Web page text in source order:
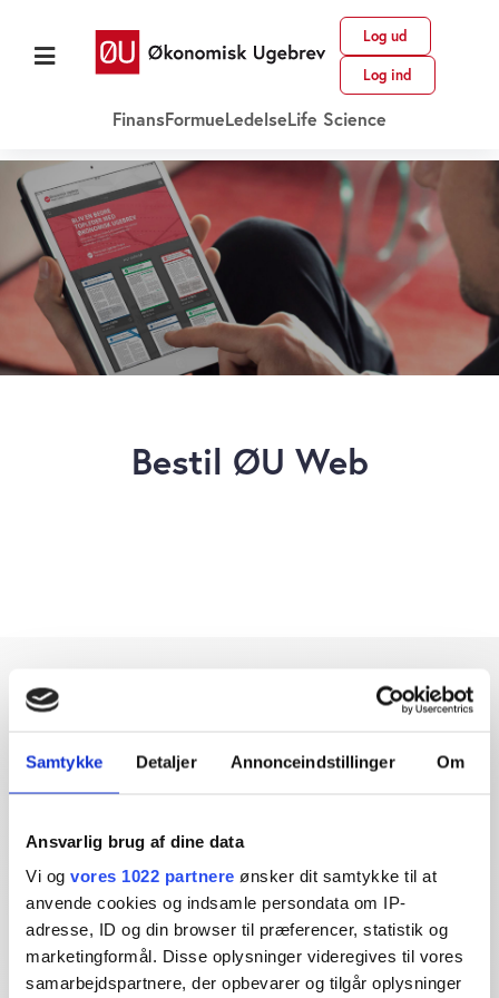
Samtykke Detaljer Annonceindstillinger Om
Ansvarlig brug af dine data
Vi og vores 1022 partnere ønsker dit samtykke til at
anvende cookies og indsamle persondata om IP-
adresse, ID og din browser til præferencer, statistik og
marketingformål. Disse oplysninger videregives til vores
samarbejdspartnere, der opbevarer og tilgår oplysninger
Log ud
Log ind
FinansFormueLedelseLife Science
Bestil ØU Web
Dybdegående og original
og dagsordensættende journalistik og analyser til læserne og
den brede offentlighed.
Vi tager ansvar for vores indhold og er tilmeldt: